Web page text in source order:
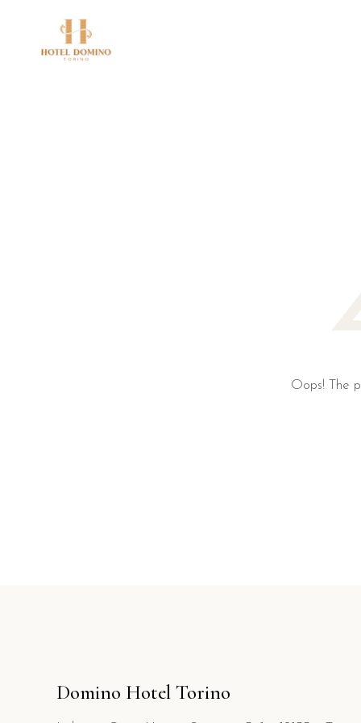
Oops! The
Domino Hotel Torino